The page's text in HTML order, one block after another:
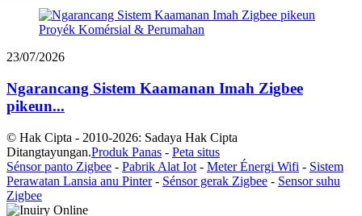
23/07/2026
Ngarancang Sistem Kaamanan Imah Zigbee
pikeun...
© Hak Cipta - 2010-2026: Sadaya Hak Cipta
Ditangtayungan.Produk Panas - Peta situs
Sénsor panto Zigbee - Pabrik Alat Iot - Meter Énergi Wifi - Sistem
Perawatan Lansia anu Pinter- Sénsor gerak Zigbee - Sensor suhu
Zigbee